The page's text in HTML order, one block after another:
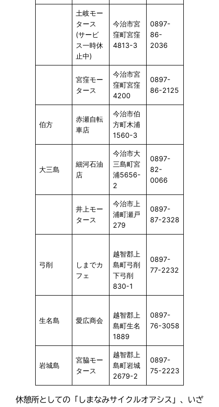
土岐モー
タース
(サービ
ス一時休
止中)
今治市宮
窪町宮窪
4813-3
0897-
86-
2036
宮窪モー
タース
今治市宮
窪町宮窪
4200
0897-
86-2125
伯方
赤瀬自転
車店
今治市伯
方町木浦
1560-3
大三島
細河石油
店
今治市大
三島町宮
浦5656-
2
0897-
82-
0066
井上モー
タース
今治市上
浦町瀬戸
279
0897-
87-2328
弓削
しまでカ
フェ
越智郡上
島町弓削
下弓削
830-1
0897-
77-2232
生名島 愛広商会
越智郡上
島町生名
1889
0897-
76-3058
岩城島
宮脇モー
タース
越智郡上
島町岩城
2679-2
0897-
75-2223
休憩所としての「しまなみサイクルオアシス」、いざ